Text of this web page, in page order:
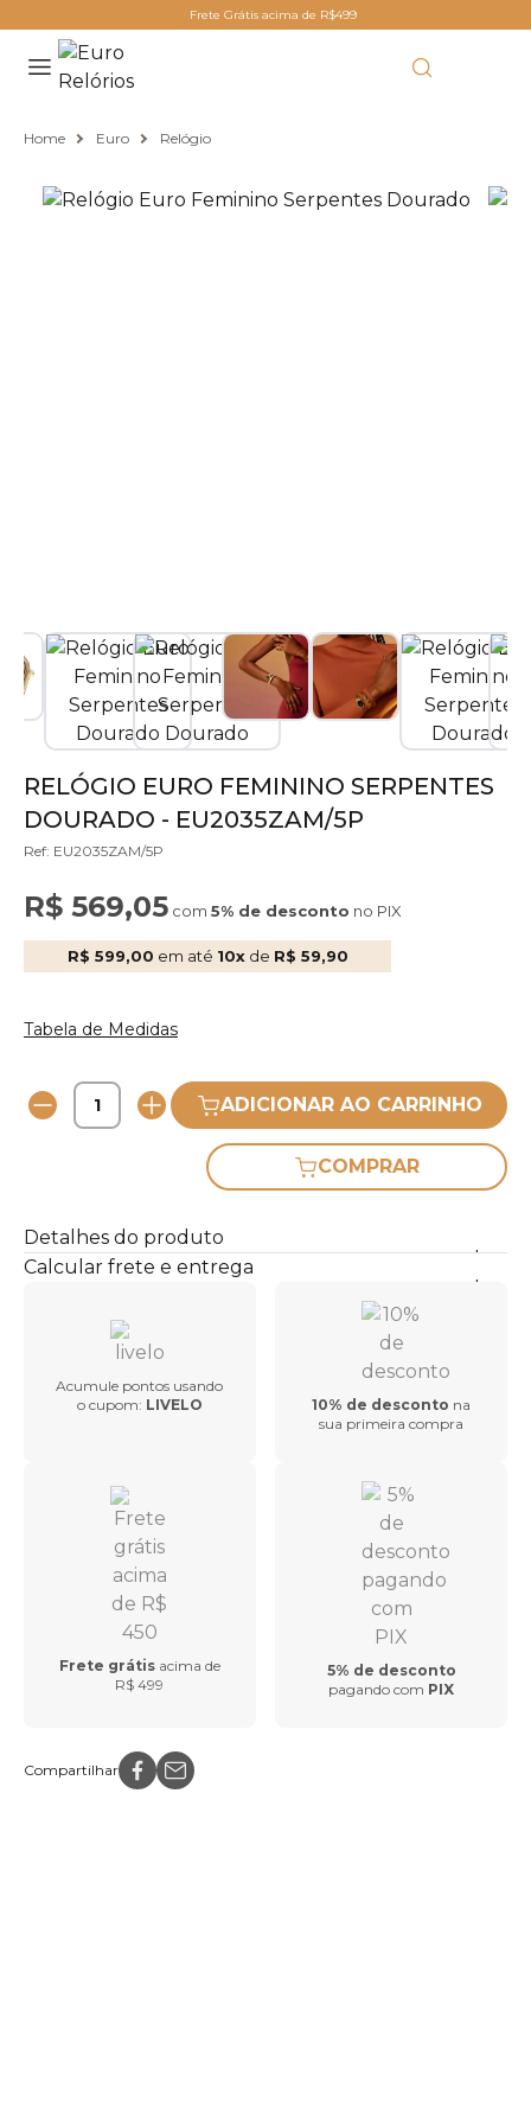
Frete Grátis acima de R$499
Home Euro Relógio
RELÓGIO EURO FEMININO SERPENTES
DOURADO - EU2035ZAM/5P
Ref: EU2035ZAM/5P
R$ 569,05 com 5% de desconto no PIX
R$ 599,00 em até 10xde R$ 59,90
Tabela de Medidas
ADICIONAR AO CARRINHO
COMPRAR
Detalhes do produto
Calcular frete e entrega
Acumule pontos usando
o cupom: LIVELO 10% de desconto na
sua primeira compra
Frete grátis acima de
R$ 499
5% de desconto
pagando com PIX
Compartilhar